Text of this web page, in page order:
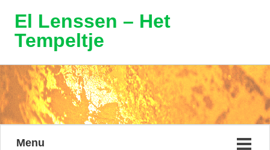
El Lenssen – Het
Tempeltje
Menu